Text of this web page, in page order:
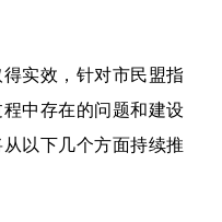
实效，针对市民盟指
中存在的问题和建设
以下几个方面持续推